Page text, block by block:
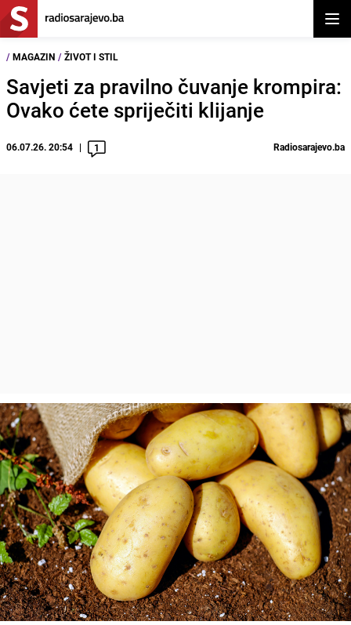
/ MAGAZIN / ŽIVOT I STIL
Savjeti za pravilno čuvanje krompira:
Ovako ćete spriječiti klijanje
06.07.26. 20:54 1 Radiosarajevo.ba